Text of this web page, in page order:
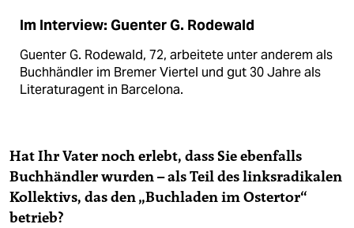
Im Interview: Guenter G. Rodewald
Guenter G. Rodewald, 72, arbeitete unter anderem als
Buchhändler im Bremer Viertel und gut 30 Jahre als
Literaturagent in Barcelona.
Hat Ihr Vater noch erlebt, dass Sie ebenfalls
Buchhändler wurden – als Teil des linksradikalen
Kollektivs, das den „Buchladen im Ostertor“
betrieb?